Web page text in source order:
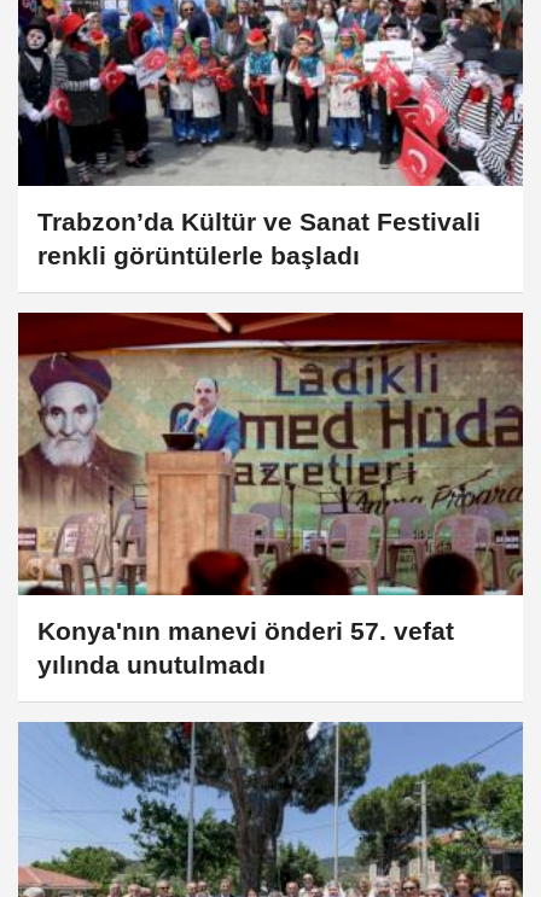
Trabzon’da Kültür ve Sanat Festivali
renkli görüntülerle başladı
Konya'nın manevi önderi 57. vefat
yılında unutulmadı